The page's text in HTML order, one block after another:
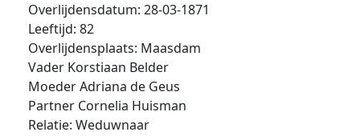
Overlijdensdatum: 28-03-1871
Leeftijd: 82
Overlijdensplaats: Maasdam
Vader Korstiaan Belder
Moeder Adriana de Geus
Partner Cornelia Huisman
Relatie: Weduwnaar